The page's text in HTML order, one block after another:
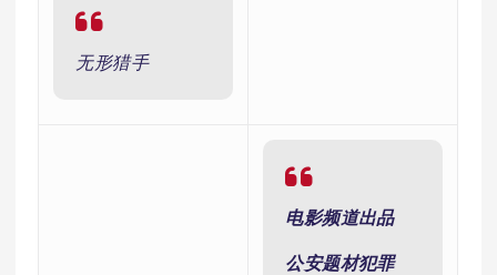
无形猎手
电影频道出品
公安题材犯罪